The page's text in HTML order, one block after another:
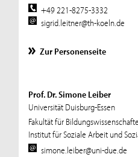
+49 221-8275-3332
sigrid.leitner@th-koeln.de
Zur Personenseite
Prof. Dr. Simone Leiber
Universität Duisburg-Essen
Fakultät für
Institut für Soziale Arbeit und
simone.leiber@uni-due.de